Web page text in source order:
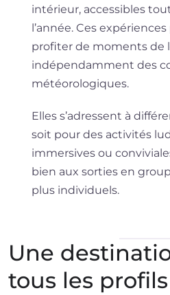
intérieur, accessibles
l’année. Ces
profiter de moments de
indépendamment des
météorologiques.
Elles s’adressent à
soit pour des activités
immersives ou
bien aux sorties en
plus individuels.
Une
tous les profils